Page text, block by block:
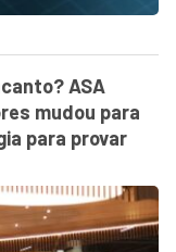
ASA
mudou para
para provar